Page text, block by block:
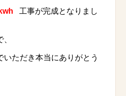
工事が完成となりまし
いただき本当にありがとう